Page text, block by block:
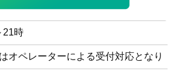
21時
オペレーターによる受付対応となり